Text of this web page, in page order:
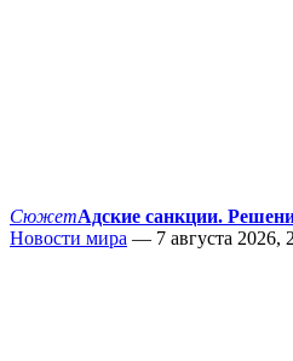
СюжетАдские санкции.
Новости мира — 7 августа 2026,